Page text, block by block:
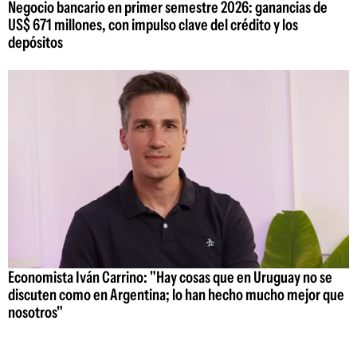
Negocio bancario en primer semestre 2026: ganancias de
US$ 671 millones, con impulso clave del crédito y los
depósitos
Economista Iván Carrino: "Hay cosas que en Uruguay no se
discuten como en Argentina; lo han hecho mucho mejor que
nosotros"